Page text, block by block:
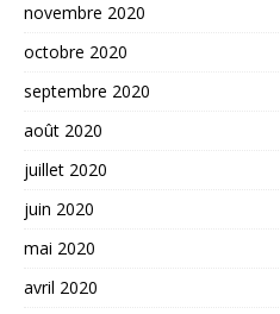
novembre 2020
octobre 2020
septembre 2020
août 2020
juillet 2020
juin 2020
mai 2020
avril 2020